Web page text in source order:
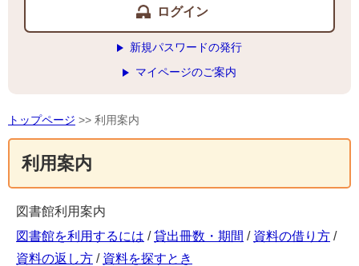
ログイン
新規パスワードの発行
マイページのご案内
トップページ >> 利用案内
利用案内
図書館利用案内
図書館を利用するには /貸出冊数・期間 / 資料の借り方 /
資料の返し方 / 資料を探すとき